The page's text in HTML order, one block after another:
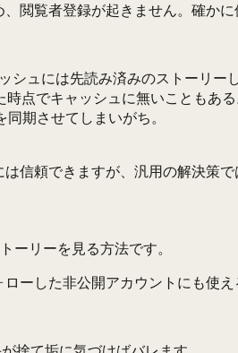
閲覧者登録が起きません。確かに
ュには先読み済みのストーリー
点でキャッシュに無いこともある
期させてしまいがち。
信頼できますが、汎用の解決策で
ーリーを見る方法です。
ーした非公開アカウントにも使え